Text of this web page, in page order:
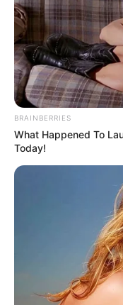
BRAINBERRIES
What Happened To
Today!